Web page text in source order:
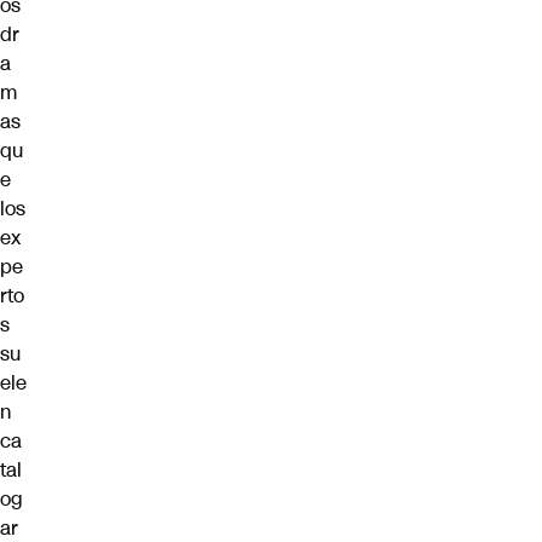
dr
a
m
as
qu
e
los
ex
pe
rto
s
su
ele
n
ca
tal
og
ar